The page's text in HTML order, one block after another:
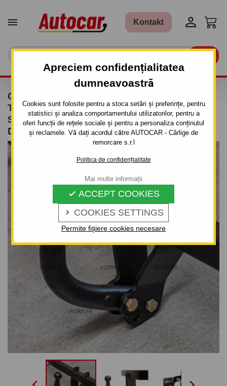
Apreciem confidențialitatea
dumneavoastră
Cookies sunt folosite pentru a stoca setări și preferințe, pentru
statistici și analiza comportamentului utilizatorilor, pentru a
oferi funcții de rețele sociale și pentru a personaliza conținutul
și reclamele. Vă dați acordul către AUTOCAR - Cârlige de
remorcare s.r.l
Politica de confidențialitate
 COOKIES SETTINGS
 ACCEPT COOKIES
Permite fișiere cookies necesare
Mai multe informații
 Kontakt 
CÂRLIG DE REMORCARE PENTRU FORD
TRANSIT - DUBĂ,PLATFORMA GEN (E__) -
SISTEM SEMIDEMONTABIL -CU ŞURUBURI -
DIN 1991-2000